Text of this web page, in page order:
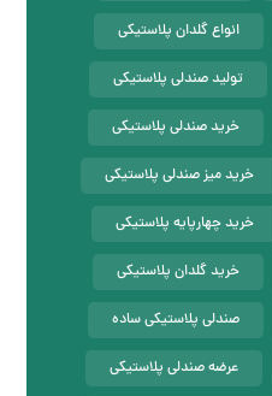
انواع گلدان پلاستیکی
تولید صندلی پلاستیکی
خرید صندلی پلاستیکی
خرید میز صندلی پلاستیکی
خرید چهارپایه پلاستیکی
خرید گلدان پلاستیکی
صندلی پلاستیکی ساده
عرضه صندلی پلاستیکی